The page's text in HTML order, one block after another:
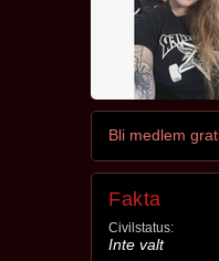
Fakta
Civilstatus:
Inte valt